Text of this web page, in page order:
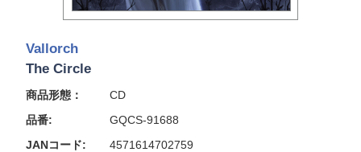
Vallorch
The Circle
商品形態：
CD
品番:
GQCS-91688
JANコード:
4571614702759